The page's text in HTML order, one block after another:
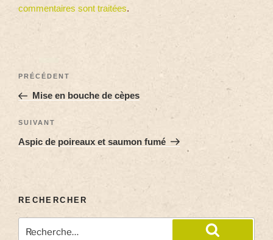
commentaires sont traitées.
PRÉCÉDENT
Mise en bouche de cèpes
SUIVANT
Aspic de poireaux et saumon fumé
RECHERCHER